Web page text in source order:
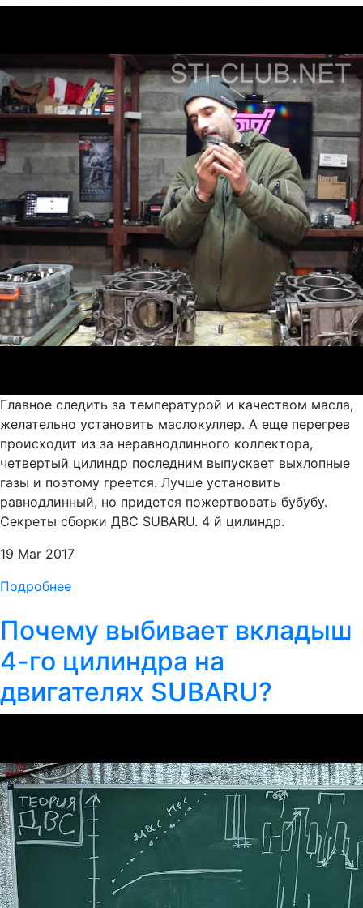
Главное следить за температурой и качеством масла,
желательно установить маслокуллер. А еще перегрев
происходит из за неравнодлинного коллектора,
четвертый цилиндр последним выпускает выхлопные
газы и поэтому греется. Лучше установить
равнодлинный, но придется пожертвовать бубубу.
Секреты сборки ДВС SUBARU. 4 й цилиндр.
19 Mar 2017
Подробнее
Почему выбивает вкладыш
4-го цилиндра на
двигателях SUBARU?